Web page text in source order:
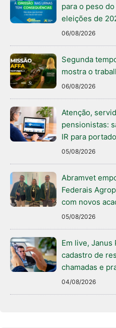
para o peso
eleições de
06/08/2026
Segunda
mostra o
06/08/2026
Atenção,
pensionistas:
IR para
05/08/2026
Abramvet
Federais
com novos
05/08/2026
Em live, Janus
cadastro de
chamadas e
04/08/2026